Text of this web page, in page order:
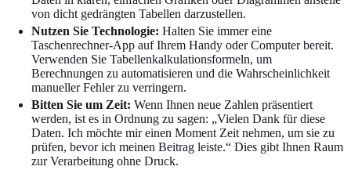
von dicht gedrängten Tabellen darzustellen.
Nutzen Sie Technologie: Halten Sie immer eine
Taschenrechner-App auf Ihrem Handy oder Computer bereit.
Verwenden Sie Tabellenkalkulationsformeln, um
Berechnungen zu automatisieren und die Wahrscheinlichkeit
manueller Fehler zu verringern.
Bitten Sie um Zeit: Wenn Ihnen neue Zahlen präsentiert
werden, ist es in Ordnung zu sagen: „Vielen Dank für diese
Daten. Ich möchte mir einen Moment Zeit nehmen, um sie zu
prüfen, bevor ich meinen Beitrag leiste.“ Dies gibt Ihnen Raum
zur Verarbeitung ohne Druck.